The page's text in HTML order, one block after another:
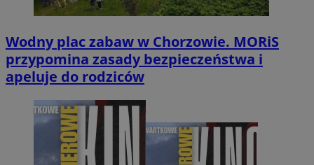
Wodny plac zabaw w Chorzowie. MORiS
przypomina zasady bezpieczeństwa i
apeluje do rodziców